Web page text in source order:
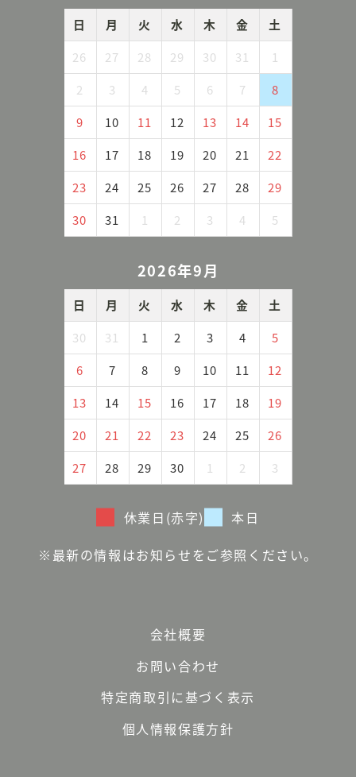
会社概要
お問い合わせ
特定商取引に基づく表示
個人情報保護方針
日 月 火 水 木 金
土
26
27 28 29 30 31
1
2
3 4 5 6 7
8
9
10 11 12 13 14
15
16
17 18 19 20 21
22
23
24 25 26 27 28
29
30
31 1 2 3 4 5
2026年9月
日 月 火 水 木 金
土
30
31 1 2 3 4
5
6
7 8 9 10 11
12
13
14 15 16 17 18
19
20
21 22 23 24 25
26
27
28 29 30 1 2 3
休業日(赤字)
本日
※最新の情報はお知らせをご参照ください。